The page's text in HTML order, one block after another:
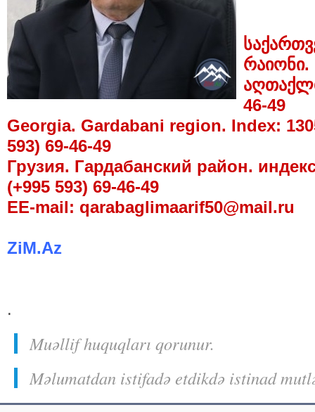
რაიონი.
46-49
Georgia. Gardabani region. Index:
593) 69-46-49
Грузия. Гардабанский район.
(+995 593) 69-46-49
EE-mail: qarabaglimaarif50@mail.ru
ZiM.Az
.
Muəllif huquqları qorunur.
Məlumatdan istifadə etdikdə istinad